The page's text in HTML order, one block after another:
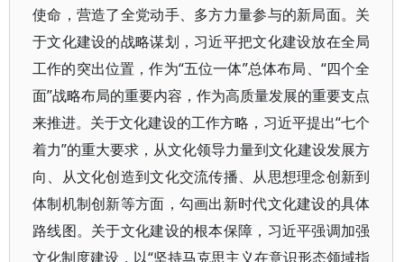
使命，营造了全党动手、多方力量参与的新局面。关
于文化建设的战略谋划，习近平把文化建设放在全局
工作的突出位置，作为“五位一体”总体布局、“四个全
面”战略布局的重要内容，作为高质量发展的重要支点
来推进。关于文化建设的工作方略，习近平提出“七个
着力”的重大要求，从文化领导力量到文化建设发展方
向、从文化创造到文化交流传播、从思想理念创新到
体制机制创新等方面，勾画出新时代文化建设的具体
路线图。关于文化建设的根本保障，习近平强调加强
文化制度建设，以“坚持马克思主义在意识形态领域指